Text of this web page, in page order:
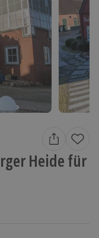
Heide für